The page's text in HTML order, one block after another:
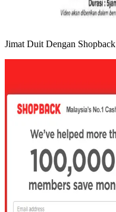
Jimat Duit Dengan Shopback